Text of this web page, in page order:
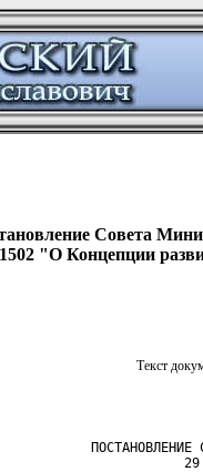
Совета
"О Концепции
Текст
ПОСТАНОВЛЕНИЕ